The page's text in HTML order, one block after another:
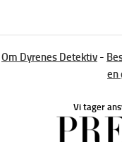
Om Dyrenes Detektiv -
en
Vi tager